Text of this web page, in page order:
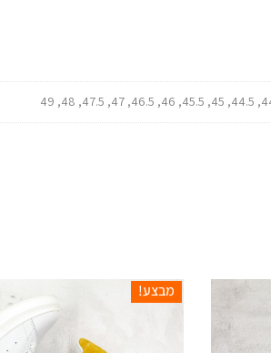
מבצע!